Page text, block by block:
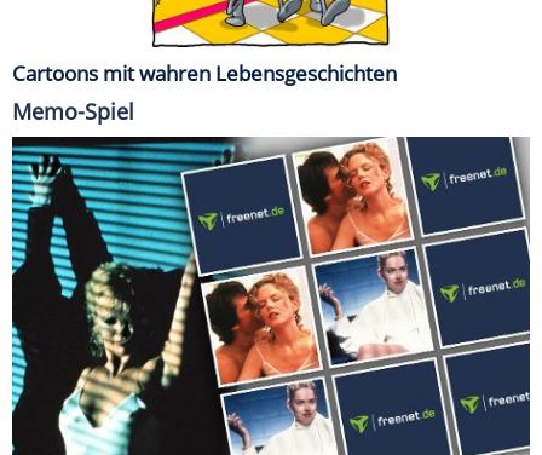
Cartoons mit wahren Lebensgeschichten
Memo-Spiel